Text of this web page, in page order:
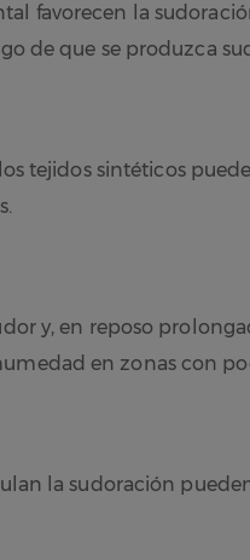
favorecen la
de que se produzca
tejidos sintéticos
y, en reposo
en zonas con
la sudoración